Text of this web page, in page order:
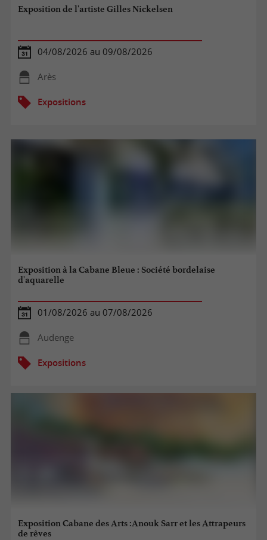
Exposition de l'artiste Gilles Nickelsen
04/08/2026 au 09/08/2026
Arès
Expositions
Exposition à la Cabane Bleue : Société bordelaise
d'aquarelle
01/08/2026 au 07/08/2026
Audenge
Expositions
Exposition Cabane des Arts :Anouk Sarr et les Attrapeurs
de rêves